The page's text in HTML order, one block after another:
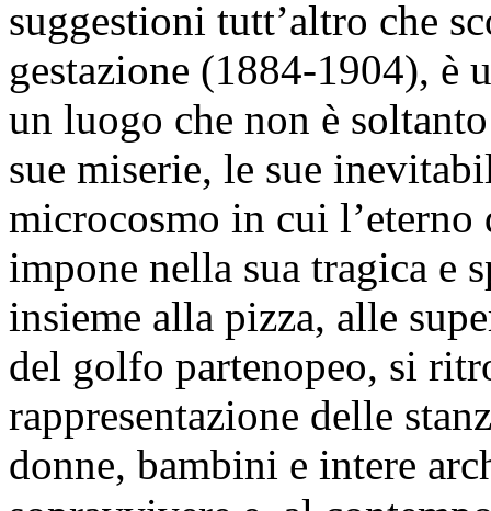
suggestioni tutt’altro che
gestazione (1884-1904), è
un luogo che non è
sue miserie, le sue
microcosmo in cui
impone nella sua tragica e
insieme alla pizza, alle
del golfo partenopeo, si
rappresentazione delle
donne, bambini e intere